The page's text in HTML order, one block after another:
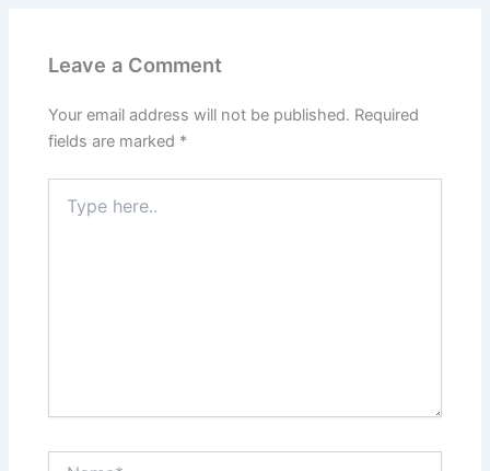
Leave a Comment
Your email address will not be published. Required
fields are marked *
here..